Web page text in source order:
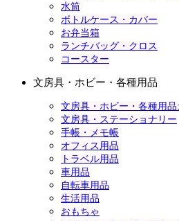
水筒
ボトルケース・カバー
お弁当箱
ランチバッグ・クロス
コースター
文房具・ホビー・各種用品
文房具・ホビー・各種用
文房具・ステーショナリー
手帳・メモ帳
オフィス用品
トラベル用品
車用品
自転車用品
生活用品
おもちゃ